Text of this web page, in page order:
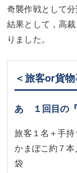
奇襲作戦として分
結果として，高
りました。
＜旅客or貨
あ １回目の『
旅客１名＋手
かまぼこ約７
袋